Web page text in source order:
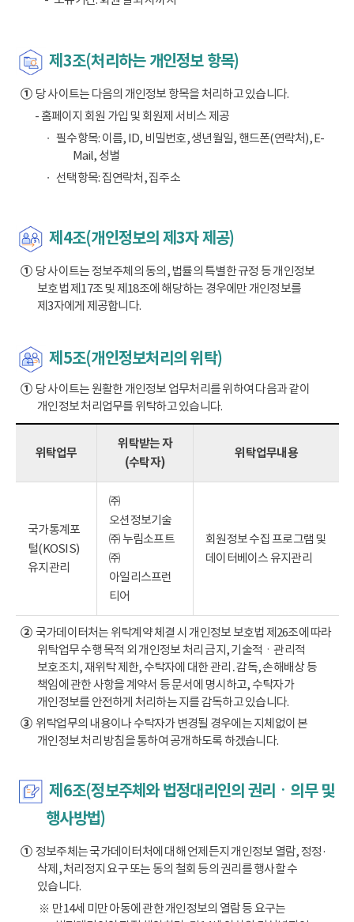
제3조(처리하는 개인정보 항목)
①당 사이트는 다음의 개인정보 항목을 처리하고 있습니다.
- 홈페이지 회원 가입 및 회원제 서비스 제공
필수항목: 이름, ID, 비밀번호, 생년월일, 핸드폰(연락처), E-
Mail, 성별
선택항목: 집연락처, 집주소
제4조(개인정보의 제3자 제공)
①당 사이트는 정보주체의 동의, 법률의 특별한 규정 등 개인정보
보호법 제17조 및 제18조에 해당하는 경우에만 개인정보를
제3자에게 제공합니다.
제5조(개인정보처리의 위탁)
①당 사이트는 원활한 개인정보 업무처리를 위하여 다음과 같이
개인정보 처리업무를 위탁하고 있습니다.
위탁업무
위탁받는 자
(수탁자)
위탁업무내용
국가통계포
털(KOSIS)
유지관리
㈜
오션정보기술
㈜ 누림소프트
㈜
아일리스프런
티어
회원정보 수집 프로그램 및
데이터베이스 유지관리
②국가데이터처는 위탁계약 체결 시 개인정보 보호법 제26조에 따라
위탁업무 수행 목적 외 개인정보 처리 금지, 기술적ㆍ관리적
보호조치, 재위탁 제한, 수탁자에 대한 관리․감독, 손해배상 등
책임에 관한 사항을 계약서 등 문서에 명시하고, 수탁자가
개인정보를 안전하게 처리하는 지를 감독하고 있습니다.
③위탁업무의 내용이나 수탁자가 변경될 경우에는 지체없이 본
개인정보 처리 방침을 통하여 공개하도록 하겠습니다.
제6조(정보주체와 법정대리인의 권리ㆍ의무 및
행사방법)
①정보주체는 국가데이터처에 대해 언제든지 개인정보 열람, 정정·
삭제, 처리정지 요구 또는 동의 철회 등의 권리를 행사할 수
있습니다.
※ 만14세 미만 아동에 관한 개인정보의 열람 등 요구는